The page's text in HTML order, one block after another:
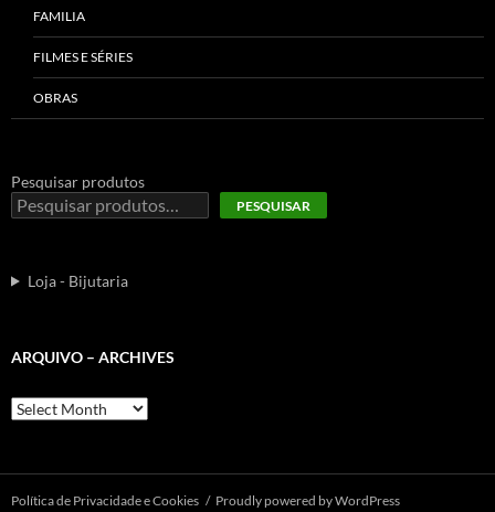
FAMILIA
FILMES E SÉRIES
OBRAS
Pesquisar produtos
PESQUISAR
Loja - Bijutaria
ARQUIVO – ARCHIVES
Arquivo
–
Polí­tica de Privacidade e Cookies Proudly powered by WordPress